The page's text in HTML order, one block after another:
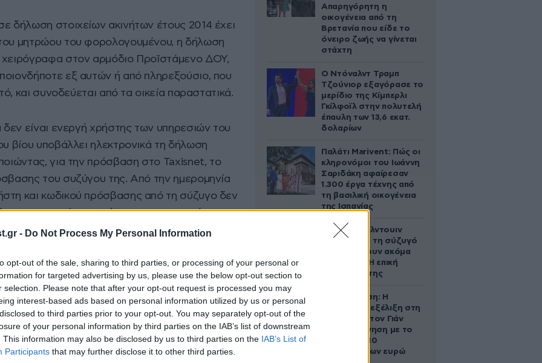
- Do Not Process My Personal Information
opt-out of the sale, sharing to third parties, or processing of your personal or
for targeted advertising by us, please use the below opt-out section to
selection. Please note that after your opt-out request is processed you may
interest-based ads based on personal information utilized by us or personal
to third parties prior to your opt-out. You may separately opt-out of the
of your personal information by third parties on the IAB’s list of downstream
This information may also be disclosed by us to third parties on the IAB’s List of
Participants that may further disclose it to other third parties.
δήλωση στοιχείων ακινήτων έτους 2014 έχει
μητρώου του φορολογουμένου, η δήλωση
χειρόγραφα στον αρμόδιο Προϊστάμενο ΔΟΥ,
εξ αυτών ή από πληρεξούσιο, που
και συνοδεύεται από τα οικεία παραστατικά.
δεν είναι ενεργή χρήστης των υπηρεσιών του
βίου υποβάλλει ηλεκτρονικά τη δήλωση
για την πρόσβαση στο Taxisnet, το
του συζύγου της. Από την ημερομηνία
και κωδικού πρόσβασης από τη σύζυγο δεν
στοιχείων ακινήτων της με τη χρήση των
της έγγαμης σχέσης διακόπτεται η
χρήστη και του κωδικού πρόσβασης του πρώην
καταχώρησης της διακοπής ή της
ακινήτων ανηλίκου τέκνου
τέκνου από τους υπόχρεους γονείς, με τους
Απαρηγόρητη η
οικογένεια από τη
Βρετανία που είδε το
όνειρο ζωής να γίνεται
στάχτη
Ο Ντόναλντ Τραμπ
Τζούνιορ εξαγόρασε το
μερίδιο της Κίμπερλι
Γκίλφοϊλ στην πολυτελή
έπαυλη των 13,6 εκατ.
δολαρίων
Παλάτι Marivent: Πώς οι
κληρονόμοι του Ιωάννη
Σαριδάκη αφαίρεσαν
1.300 έργα τέχνης από
τη βασιλική οικογένεια
της Ισπανίας
Ο Άλεκ Μπάλντουιν
ζήτησε από τη σύζυγό
του να κάνουν ακόμα
ένα παιδί – Η επική
αντίδρασή της
Αθηνά Ωνάση: Η
απρόσμενη εξέλιξη στη
διαμάχη με τον Γιάν
Τοπς – Η κίνηση με το
άλογο των 10
εκατομμυρίων ευρώ